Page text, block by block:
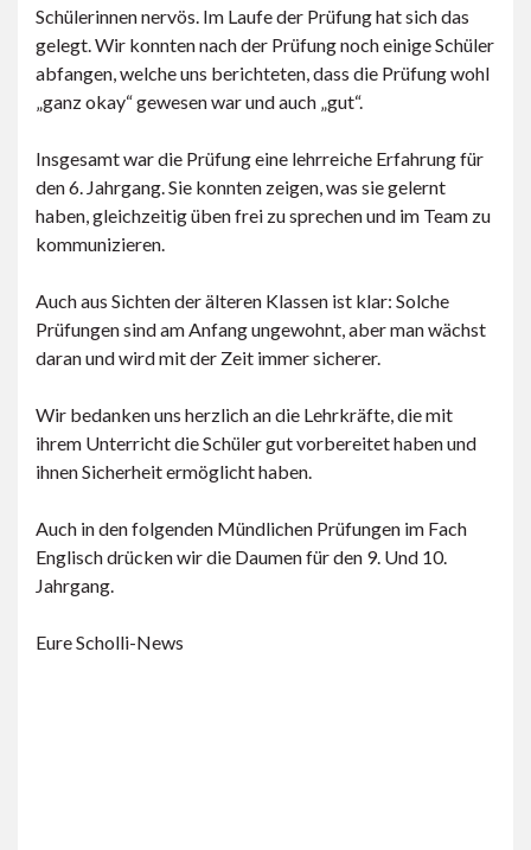
Schülerinnen nervös. Im Laufe der Prüfung hat sich das
gelegt. Wir konnten nach der Prüfung noch einige Schüler
abfangen, welche uns berichteten, dass die Prüfung wohl
„ganz okay“ gewesen war und auch „gut“.
Insgesamt war die Prüfung eine lehrreiche Erfahrung für
den 6. Jahrgang. Sie konnten zeigen, was sie gelernt
haben, gleichzeitig üben frei zu sprechen und im Team zu
kommunizieren.
Auch aus Sichten der älteren Klassen ist klar: Solche
Prüfungen sind am Anfang ungewohnt, aber man wächst
daran und wird mit der Zeit immer sicherer.
Wir bedanken uns herzlich an die Lehrkräfte, die mit
ihrem Unterricht die Schüler gut vorbereitet haben und
ihnen Sicherheit ermöglicht haben.
Auch in den folgenden Mündlichen Prüfungen im Fach
Englisch drücken wir die Daumen für den 9. Und 10.
Jahrgang.
Eure Scholli-News